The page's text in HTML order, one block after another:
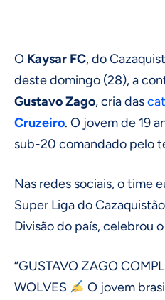
O Kaysar FC, do
deste domingo (28), a
Gustavo Zago, cria das
Cruzeiro. O jovem de 19
sub-20 comandado pelo
Nas redes sociais, o time
Super Liga do
Divisão do país, celebrou
“GUSTAVO ZAGO
WOLVES
O jovem